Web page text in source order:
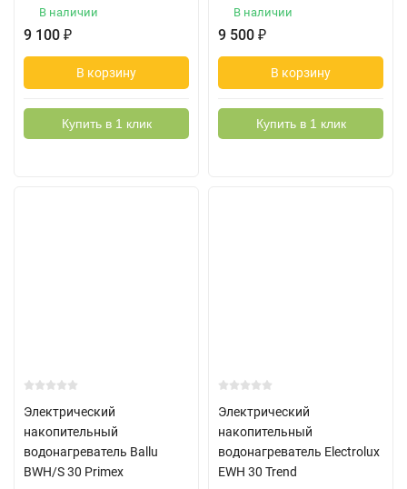
В наличии
9 100 ₽
В корзину
Купить в 1 клик
В наличии
9 500 ₽
В корзину
Купить в 1 клик
Электрический
накопительный
водонагреватель Ballu
BWH/S 30 Primex
Электрический
накопительный
водонагреватель Electrolux
EWH 30 Trend